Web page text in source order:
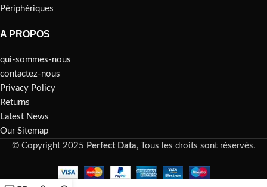
Périphériques
A PROPOS
qui-sommes-nous
contactez-nous
Privacy Policy
Returns
Latest News
Our Sitemap
© Copyright 2025 Perfect Data, Tous les droits sont réservés.